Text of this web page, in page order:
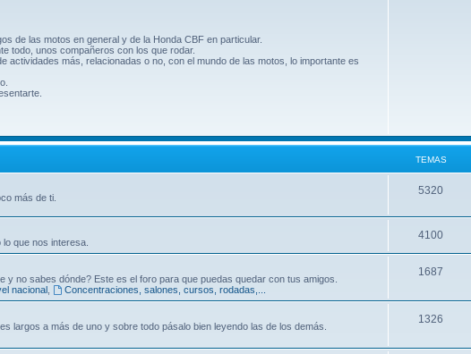
de las motos en general y de la Honda CBF en particular.
todo, unos compañeros con los que rodar.
actividades más, relacionadas o no, con el mundo de las motos, lo importante es
TEMAS
más de ti.
5320
que nos interesa.
4100
y no sabes dónde? Este es el foro para que puedas quedar con tus amigos.
nacional, Concentraciones, salones, cursos, rodadas,...
1687
largos a más de uno y sobre todo pásalo bien leyendo las de los demás.
1326